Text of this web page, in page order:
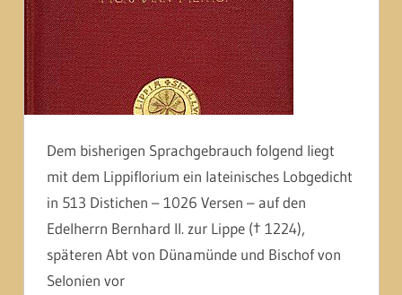
Dem bisherigen Sprachgebrauch folgend liegt
mit dem Lippiflorium ein lateinisches Lobgedicht
in 513 Distichen – 1026 Versen – auf den
Edelherrn Bernhard II. zur Lippe († 1224),
späteren Abt von Dünamünde und Bischof von
Selonien vor